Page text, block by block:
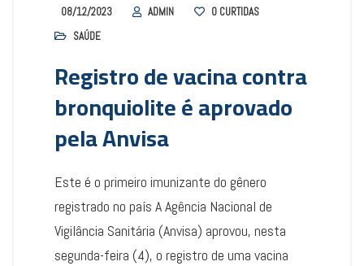
08/12/2023 ADMIN 0 CURTIDAS
SAÚDE
Registro de vacina contra
bronquiolite é aprovado
pela Anvisa
Este é o primeiro imunizante do gênero
registrado no país A Agência Nacional de
Vigilância Sanitária (Anvisa) aprovou, nesta
segunda-feira (4), o registro de uma vacina